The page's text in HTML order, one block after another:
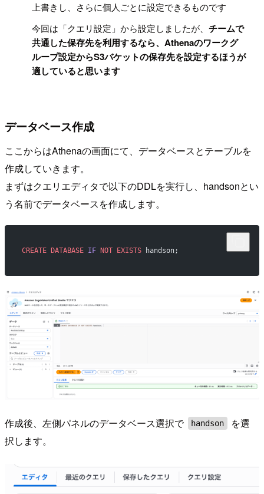
上書きし、さらに個人ごとに設定できるものです
今回は「クエリ設定」から設定しましたが、チームで
共通した保存先を利用するなら、Athenaのワークグ
ループ設定からS3バケットの保存先を設定するほうが
適していると思います
データベース作成
ここからはAthenaの画面にて、データベースとテーブルを
作成していきます。
まずはクエリエディタで以下のDDLを実行し、handsonとい
う名前でデータベースを作成します。
CREATE DATABASE IF NOT EXISTS handson;
作成後、左側パネルのデータベース選択で handson
を選
択します。